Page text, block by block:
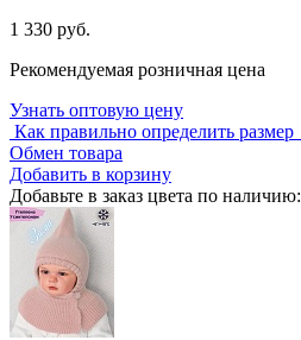
1 330 руб.
Рекомендуемая розничная цена
Узнать оптовую цену
Как правильно определить размер
Обмен товара
Добавить в корзину
Добавьте в заказ цвета по наличию: